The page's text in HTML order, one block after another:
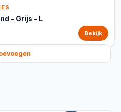
- Grijs - L
Bekijk